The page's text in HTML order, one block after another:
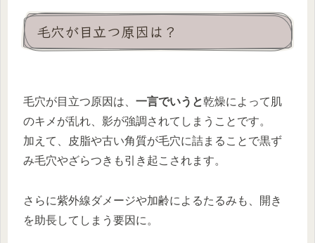
毛穴が目立つ原因は？
毛穴が目立つ原因は、 一言でいうと乾燥によって肌
のキメが乱れ、影が強調されてしまうことです。
加えて、皮脂や古い角質が毛穴に詰まることで黒ず
み毛穴やざらつきも引き起こされます。
さらに紫外線ダメージや加齢によるたるみも、開き
を助長してしまう要因に。